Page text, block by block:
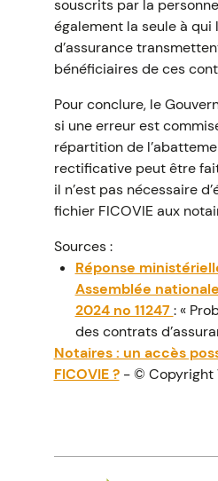
souscrits par la
également la seule à qui
d’assurance
bénéficiaires de ces
Pour conclure, le
si une erreur est
répartition de
rectificative peut être
il n’est pas nécessaire
fichier FICOVIE aux
Sources :
Réponse
Assemblée
2024 no 11247 : «
des contrats
Notaires : un accès
FICOVIE ?- © Copyright